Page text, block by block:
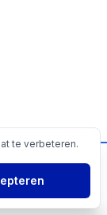
te verbeteren.
Aanmelden